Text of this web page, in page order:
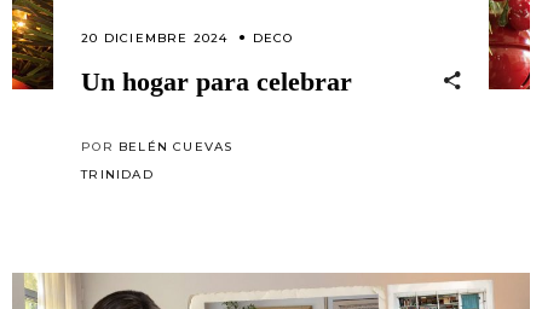
20 DICIEMBRE 2024 DECO
Un hogar para celebrar
POR BELÉN CUEVAS
TRINIDAD